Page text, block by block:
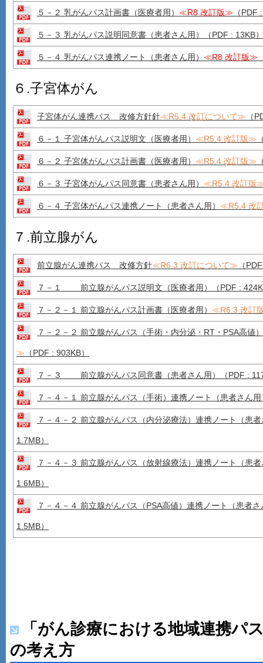
５－２ 乳がんパス計画書（医療者用） ≪R8 改訂版≫ （PDF
５－３ 乳がんパス説明同意書（患者さん用）（PDF : 13KB）
５－４ 乳がんパス連携ノート（患者さん用） ≪R8 改訂版≫
６.子宮体がん
子宮体がん連携パス 改修方針針≪R5.4 改訂について≫ （
６－１ 子宮体がんパス説明文（医療者用） ≪R5.4 改訂版≫
６－２ 子宮体がんパス計画書（医療者用） ≪R5.4 改訂版≫
６－３ 子宮体がんパス同意書（患者さん用） ≪R5.4 改訂版
６－４ 子宮体がんパス連携ノート（患者さん用） ≪R5.4 改
７.前立腺がん
前立腺がん連携パス 改修方針≪R6.3 改訂について≫ （
７－１ 前立腺がんパス説明文（医療者用）（PDF :
７－２－１ 前立腺がんパス計画書（医療者用） ≪R6.3 改訂
７－２－２ 前立腺がんパス（手術・内分泌・RT・PSA高値
≫ （PDF : 903KB）
７－３ 前立腺がんパス同意書（患者さん用）（PDF :
７－４－１ 前立腺がんパス（手術）連携ノート（患者さん用
７－４－２ 前立腺がんパス（内分泌療法）連携ノート（患
1.7MB）
７－４－３ 前立腺がんパス（放射線療法）連携ノート（患
1.6MB）
７－４－４ 前立腺がんパス（PSA高値）連携ノート（患者さ
1.5MB）
「がん診療における地域連携パ
の考え方